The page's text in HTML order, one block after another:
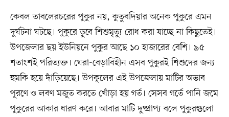
কেবল তাবলেরচরের পুকুর নয়, কুতুবদিয়ার অনেক পুকুরে এমন
দুর্ঘটনা ঘটছে। পুকুরে ডুবে শিশুমৃত্যু রোধ করা যাচ্ছে না কিছুতেই।
উপজেলার ছয় ইউনিয়নে পুকুর আছে ১০ হাজারের বেশি। ৯৫
শতাংশই পরিত্যক্ত। ঘেরা-বেড়াবিহীন এসব পুকুরই শিশুদের জন্য
হুমকি হয়ে দাঁড়িয়েছে। উপকূলের এই উপজেলায় মাটির অভাব
পূরণে ও লবণ মজুত করতে খোঁড়া হয় গর্ত। সেসব গর্তে পানি জমে
পুকুরের আকার ধারণ করে। আবার মাটি দুষ্প্রাপ্য বলে পুকুরগুলো